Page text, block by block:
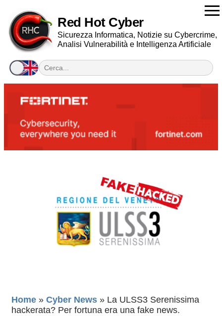
Red Hot Cyber
Sicurezza Informatica, Notizie su Cybercrime,
Analisi Vulnerabilità e Intelligenza Artificiale
Home » Cyber News » La ULSS3 Serenissima
hackerata? Per fortuna era una fake news.